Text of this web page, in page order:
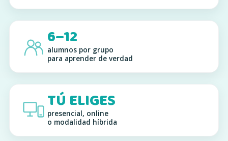
6–12
alumnos por grupo
para aprender de verdad
TÚ ELIGES
presencial, online
o modalidad híbrida